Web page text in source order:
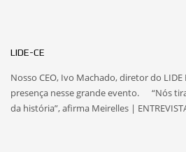
LIDE-CE
Nosso CEO, Ivo Machado, diretor do LIDE
presença nesse grande evento. “Nós
da história”, afirma Meirelles |